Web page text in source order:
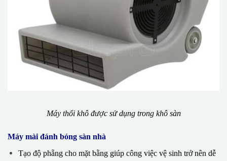
Máy thổi khô được sử dụng trong khô sàn
Máy mài đánh bóng sàn nhà
Tạo độ phẵng cho mặt bằng giúp công việc vệ sinh trở nên dễ